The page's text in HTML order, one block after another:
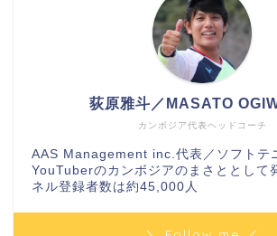
カンボジア代表ヘッドコーチ
荻原雅斗／MASATO
AAS Management inc.代表／ソフトテ
YouTuberのカンボジアのまさととして
ネル登録者数は約45,000人